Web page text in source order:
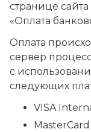
странице
«Оплата
Оплата
сервер
с
следующих
VISA